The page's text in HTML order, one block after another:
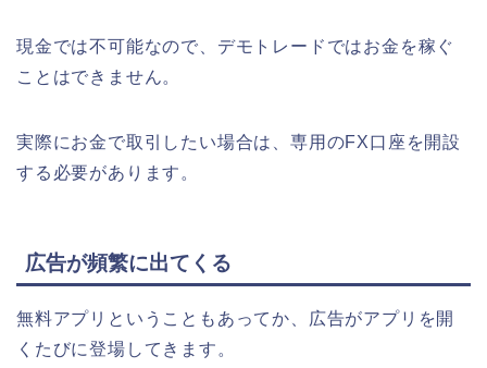
現金では不可能なので、デモトレードではお金を稼ぐ
ことはできません。
実際にお金で取引したい場合は、専用のFX口座を開設
する必要があります。
広告が頻繁に出てくる
無料アプリということもあってか、広告がアプリを開
くたびに登場してきます。